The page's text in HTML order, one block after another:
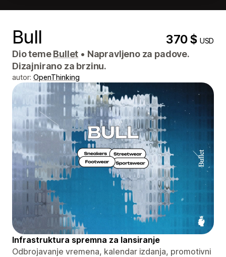
Bull 370 $USD
Dio temeBullet • Napravljeno za padove.
Dizajnirano za brzinu.
autor: OpenThinking
Infrastruktura spremna za lansiranje
Odbrojavanje vremena, kalendar izdanja, promotivni